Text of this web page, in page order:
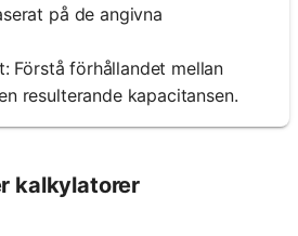
på de angivna
Förstå förhållandet mellan
resulterande kapacitansen.
kalkylatorer